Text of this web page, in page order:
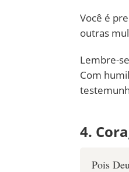
Você é
outras
Lembre-
Com
4.
Pois